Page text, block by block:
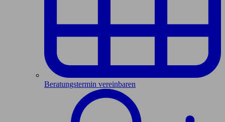
Beratungstermin vereinbaren